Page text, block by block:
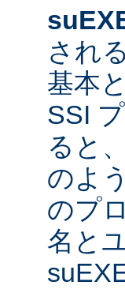
され
基本
SSI
ると
のよ
のプ
名と